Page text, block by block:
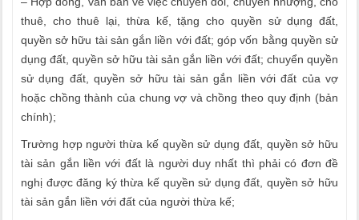
thuê, cho thuê lại, thừa kế, tặng cho quyền sử dụng đất,
quyền sở hữu tài sản gắn liền với đất; góp vốn bằng quyền sử
dụng đất, quyền sở hữu tài sản gắn liền với đất; chuyển quyền
sử dụng đất, quyền sở hữu tài sản gắn liền với đất của vợ
hoặc chồng thành của chung vợ và chồng theo quy định (bản
chính);
Trường hợp người thừa kế quyền sử dụng đất, quyền sở hữu
tài sản gắn liền với đất là người duy nhất thì phải có đơn đề
nghị được đăng ký thừa kế quyền sử dụng đất, quyền sở hữu
tài sản gắn liền với đất của người thừa kế;